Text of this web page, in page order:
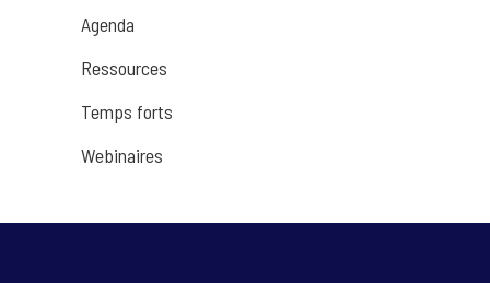
Agenda
Ressources
Temps forts
Webinaires